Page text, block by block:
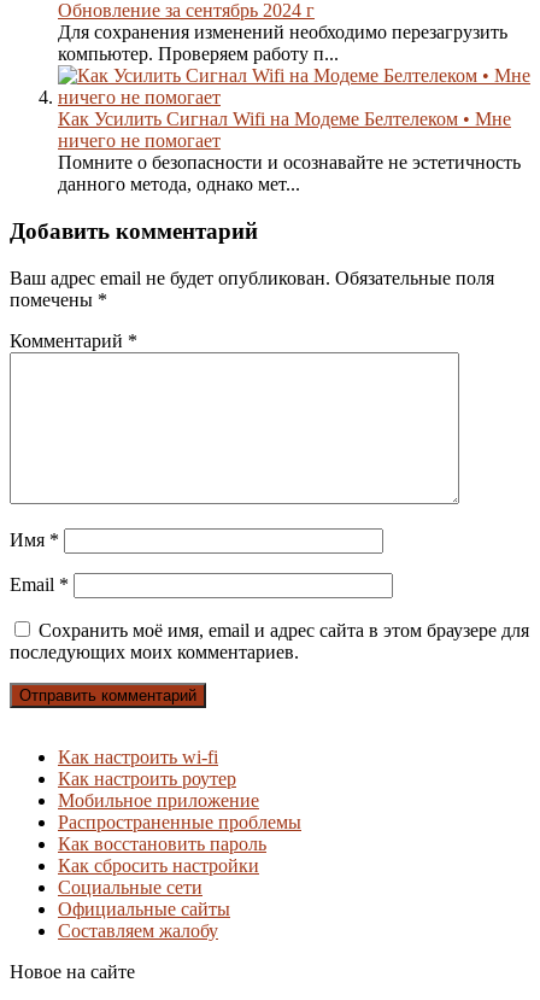
Обновление за сентябрь 2024 г
Для сохранения изменений необходимо перезагрузить
компьютер. Проверяем работу п...
Как Усилить Сигнал Wifi на Модеме Белтелеком • Мне
ничего не помогает
Помните о безопасности и осознавайте не эстетичность
данного метода, однако мет...
Добавить комментарий
Ваш адрес email не будет опубликован. Обязательные поля
помечены *
Комментарий *
Имя *
Email *
Сохранить моё имя, email и адрес сайта в этом браузере для
последующих моих комментариев.
Как настроить wi-fi
Как настроить роутер
Мобильное приложение
Распространенные проблемы
Как восстановить пароль
Как сбросить настройки
Социальные сети
Официальные сайты
Составляем жалобу
Новое на сайте